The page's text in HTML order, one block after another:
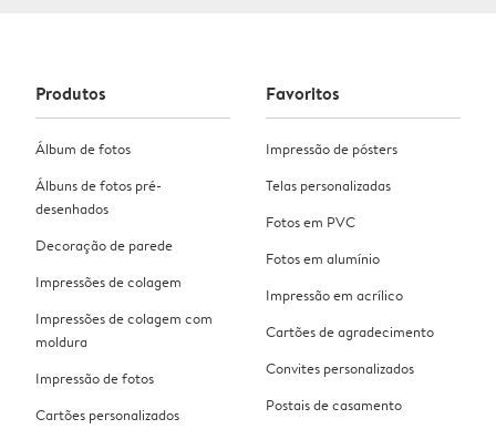
Produtos
Álbum de fotos
Álbuns de fotos pré-
desenhados
Decoração de parede
Impressões de colagem
Impressões de colagem com
moldura
Impressão de fotos
Cartões personalizados
Favoritos
Impressão de pósters
Telas personalizadas
Fotos em PVC
Fotos em alumínio
Impressão em acrílico
Cartões de agradecimento
Convites personalizados
Postais de casamento